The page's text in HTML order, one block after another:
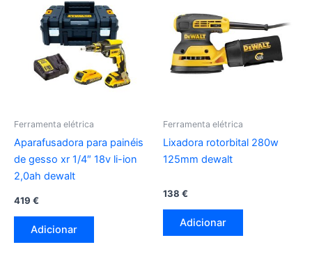
Ferramenta elétrica
Aparafusadora para painéis
de gesso xr 1/4″ 18v li-ion
2,0ah dewalt
419 €
Adicionar
Ferramenta elétrica
Lixadora rotorbital 280w
125mm dewalt
138 €
Adicionar